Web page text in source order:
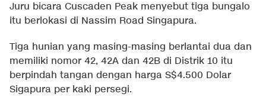
Juru bicara Cuscaden Peak menyebut tiga bungalo
itu berlokasi di Nassim Road Singapura.
Tiga hunian yang masing-masing berlantai dua dan
memiliki nomor 42, 42A dan 42B di Distrik 10 itu
berpindah tangan dengan harga S$4.500 Dolar
Sigapura per kaki persegi.